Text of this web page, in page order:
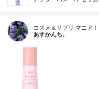
コスメ＆サプリ マニア！
あすかんち。